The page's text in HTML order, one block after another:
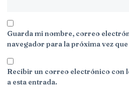
Guarda mi nombre, correo
navegador para la próxima vez
Recibir un correo electrónico con
a esta entrada.